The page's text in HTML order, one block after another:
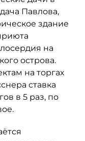
Павлова,
здание
на
острова.
на торгах
ставка
в 5 раз, по